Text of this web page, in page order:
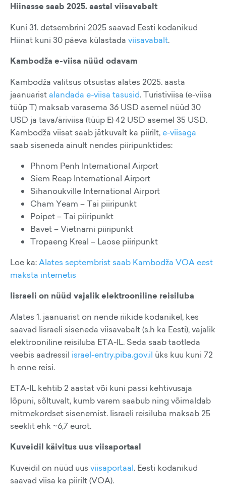
Hiinasse saab 2025. aastal viisavabalt
Kuni 31. detsembrini 2025 saavad Eesti kodanikud
Hiinat kuni 30 päeva külastada viisavabalt.
Kambodža e-viisa nüüd odavam
Kambodža valitsus otsustas alates 2025. aasta
jaanuarist alandada e-viisa tasusid. Turistiviisa (e-viisa
tüüp T) maksab varasema 36 USD asemel nüüd 30
USD ja tava/äriviisa (tüüp E) 42 USD asemel 35 USD.
Kambodža viisat saab jätkuvalt ka piirilt, e-viisaga
saab siseneda ainult nendes piiripunktides:
Phnom Penh International Airport
Siem Reap International Airport
Sihanoukville International Airport
Cham Yeam – Tai piiripunkt
Poipet – Tai piiripunkt
Bavet – Vietnami piiripunkt
Tropaeng Kreal – Laose piiripunkt
Loe ka:Alates septembrist saab Kambodža VOA eest
maksta internetis
Iisraeli on nüüd vajalik elektrooniline reisiluba
Alates 1. jaanuarist on nende riikide kodanikel, kes
saavad Iisraeli siseneda viisavabalt (s.h ka Eesti), vajalik
elektrooniline reisiluba ETA-IL. Seda saab taotleda
veebis aadressil israel-entry.piba.gov.il üks kuu kuni 72
h enne reisi.
ETA-IL kehtib 2 aastat või kuni passi kehtivusaja
lõpuni, sõltuvalt, kumb varem saabub ning võimaldab
mitmekordset sisenemist. Iisraeli reisiluba maksab 25
seeklit ehk ~6,7 eurot.
Kuveidil käivitus uus viisaportaal
Kuveidil on nüüd uus viisaportaal. Eesti kodanikud
saavad viisa ka piirilt (VOA).